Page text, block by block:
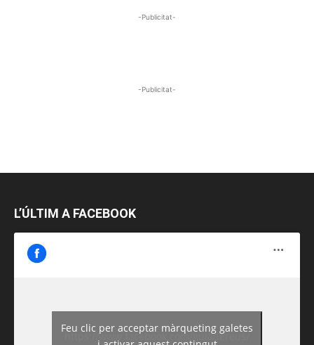
-Publicitat-
-Publicitat-
L’ÚLTIM A FACEBOOK
https://www.facebook.com/guiadereus/
Feu clic per acceptar màrqueting galetes